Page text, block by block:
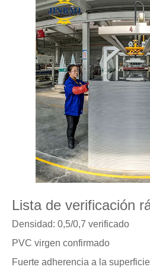
Lista de verificación
Densidad: 0,5/0,7 verificado
PVC virgen confirmado
Fuerte adherencia a la superficie